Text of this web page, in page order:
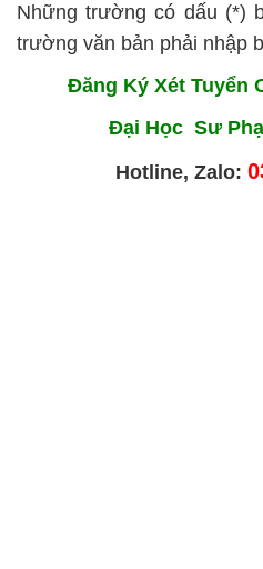
Những trường có dấu (*)
trường văn bản phải nhập
Đăng Ký Xét Tuyển
Đại Học Sư
Hotline, Zalo: